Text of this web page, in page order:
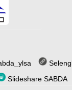
Slideshare SABDA